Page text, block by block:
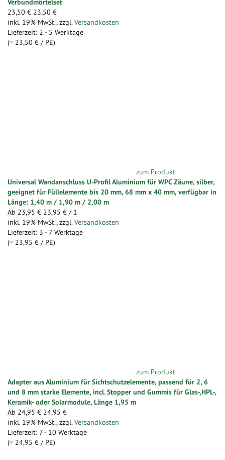
23,50 € 23,50 €
inkl. 19% MwSt., zzgl. Versandkosten
Lieferzeit: 2 - 5 Werktage
(= 23,50 € / PE)
zum Produkt
Universal Wandanschluss U-Profil Aluminium für WPC Zäune, silber,
geeignet für Füllelemente bis 20 mm, 68 mm x 40 mm, verfügbar in
Länge: 1,40 m / 1,90 m / 2,00 m
Ab 23,95 € 23,95 € / 1
inkl. 19% MwSt., zzgl. Versandkosten
Lieferzeit: 3 - 7 Werktage
(= 23,95 € / PE)
zum Produkt
Adapter aus Aluminium für Sichtschutzelemente, passend für 2, 6
und 8 mm starke Elemente, incl. Stopper und Gummis für Glas-,HPL-,
Keramik- oder Solarmodule, Länge 1,95 m
Ab 24,95 € 24,95 €
inkl. 19% MwSt., zzgl. Versandkosten
Lieferzeit: 7 - 10 Werktage
(= 24,95 € / PE)